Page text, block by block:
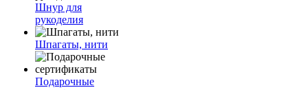
Шнур для
рукоделия
Шпагаты, нити
Подарочные